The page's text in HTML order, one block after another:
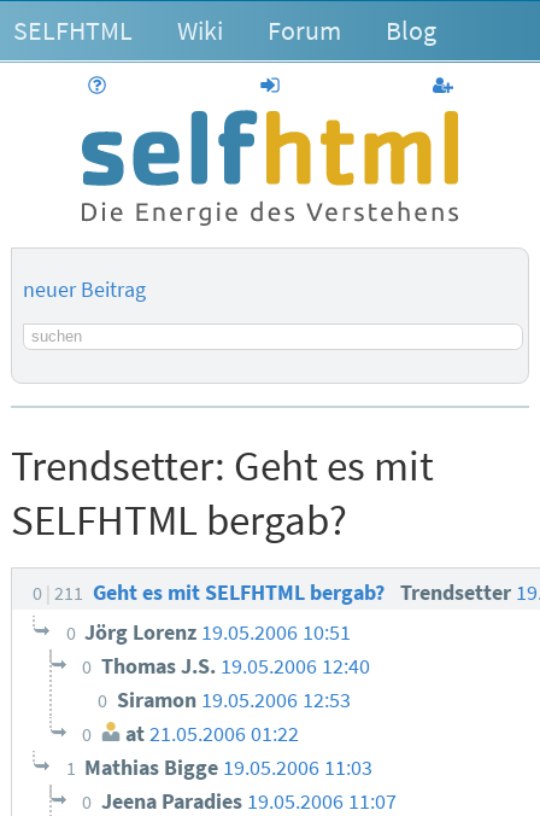
SELFHTML Wiki Forum Blog
anmelden
neuer Beitrag
Suchbegriff
Trendsetter: Geht es mit
SELFHTML bergab?
0 211 Geht es mit SELFHTML bergab? Trendsetter
0 Jörg Lorenz 19.05.2006 10:51
0 Thomas J.S. 19.05.2006 12:40
0 Siramon 19.05.2006 12:53
0 at 21.05.2006 01:22
1 Mathias Bigge 19.05.2006 11:03
0 Jeena Paradies 19.05.2006 11:07